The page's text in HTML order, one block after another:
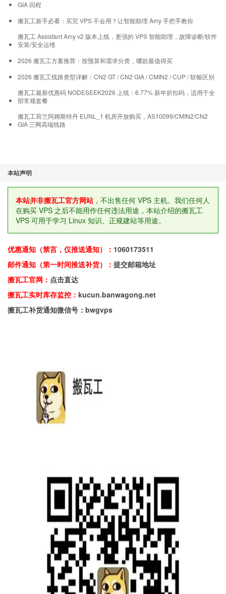
GIA 回程
搬瓦工新手必看：买完 VPS 不会用？让智能助理 Amy 手把手教你
搬瓦工 Assistant Amy v2 版本上线，更强的 VPS 智能助理，故障诊断/软件
安装/安全运维
2026 搬瓦工方案推荐：按预算和需求分类，哪款最值得买
2026 搬瓦工线路类型详解：CN2 GT / CN2 GIA / CMIN2 / CUP / 软银区别
搬瓦工最新优惠码 NODESEEK2026 上线：6.77% 新年折扣码，适用于全
部常规套餐
搬瓦工荷兰阿姆斯特丹 EUNL_1 机房开放购买，AS10099/CMIN2/CN2
GIA 三网高端线路
本站声明
本站并非搬瓦工官方网站，不出售任何 VPS 主机。我们任何人
在购买 VPS 之后不能用作任何违法用途，本站介绍的搬瓦工
VPS 可用于学习 Linux 知识、正规建站等用途。
优惠通知（禁言，仅推送通知）： 1060173511
邮件通知（第一时间推送补货）： 提交邮箱地址
搬瓦工官网： 点击直达
搬瓦工实时库存监控： kucun.banwagong.net
搬瓦工补货通知微信号：bwgvps